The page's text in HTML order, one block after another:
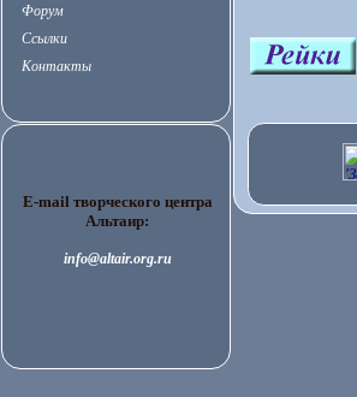
Форум
Ссылки
Контакты
E-mail творческого центра
Альтаир:
info@altair.org.ru